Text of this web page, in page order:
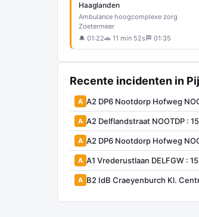
Haaglanden
Ambulance hoogcomplexe zorg
Zoetermeer
🔔 01:22🚗 11 min 52s 🏁 01:35
Recente incidenten in
A A2 DP6 Nootdorp Hofweg
A A2 Delflandstraat NOOTDP :
A A2 DP6 Nootdorp Hofweg
A A1 Vrederustlaan DELFGW :
A B2 IdB Craeyenburch Kl.